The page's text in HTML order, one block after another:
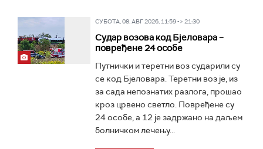
СУБОТА, 08. АВГ 2026, 11:59 -> 21:30
Судар возова код Бјеловара –
повређене 24 особе
Путнички и теретни воз сударили су
се код Бјеловара. Теретни воз је, из
за сада непознатих разлога, прошао
кроз црвено светло. Повређене су
24 особе, а 12 је задржано на даљем
болничком лечењу...